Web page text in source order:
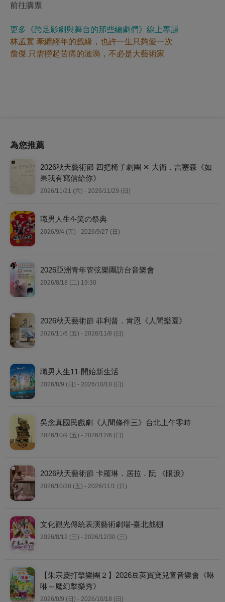
前往購票
更多《跨足影劇與舞台的那些編劇們》線上專題
林孟寰 牽纏經年的戲緣，也許一生只夠愛一次
詹傑 只需撈起苦痛的漣漪，不必是大藝術家
為您推薦
2026秋天藝術節 四把椅子劇團 ✕ 大衛．吉塞森《如
果我有寫信給你》
2026/11/21 (六) - 2026/11/29 (日)
職男人生4-笑の祭典
2026/9/4 (五) - 2026/9/27 (日)
2026亞洲青年管弦樂團訪台音樂會
2026/8/18 (二) 19:30
2026秋天藝術節 菲利普．肯恩《人間樂園》
2026/11/6 (五) - 2026/11/8 (日)
職男人生11-開始新生活
2026/8/9 (日) - 2026/10/18 (日)
吳念真國民戲劇《人間條件三》台北上午零時
2026/10/9 (五) - 2026/12/6 (日)
2026秋天藝術節 卡羅琳．居拉．阮 《眼淚》
2026/10/30 (五) - 2026/11/1 (日)
文化觀光傳統表演藝術劇場-臺北戲棚
2026/8/12 (三) - 2026/12/30 (三)
【朱宗慶打擊樂團２】2026豆莢寶寶兒童音樂會《咻
咻～魔幻擊樂秀》
2026/8/9 (日) - 2026/10/18 (日)